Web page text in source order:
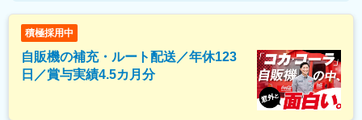
積極採用中
自販機の補充・ルート配送／年休123
日／賞与実績4.5カ月分